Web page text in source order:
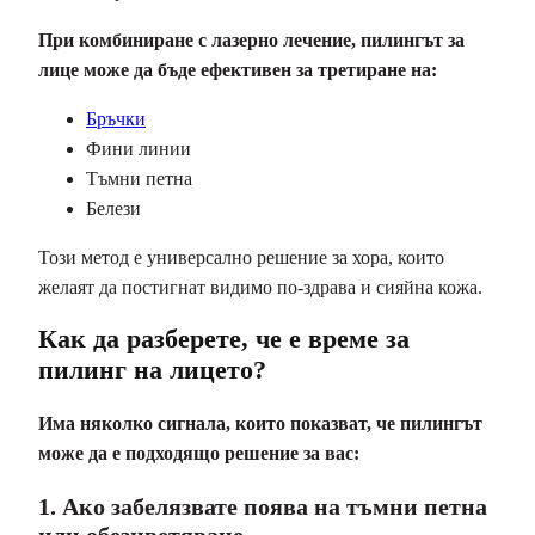
При комбиниране с лазерно лечение, пилингът за
лице може да бъде ефективен за третиране на:
Бръчки
Фини линии
Тъмни петна
Белези
Този метод е универсално решение за хора, които
желаят да постигнат видимо по-здрава и сияйна кожа.
Как да разберете, че е време за
пилинг на лицето?
Има няколко сигнала, които показват, че пилингът
може да е подходящо решение за вас:
1. Ако забелязвате поява на тъмни петна